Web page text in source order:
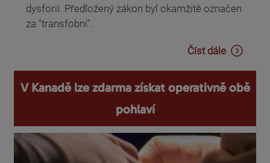
dysforií. Předložený zákon byl okamžitě označen
za "transfobní".
Číst dále
V Kanadě lze zdarma získat operativně obě
pohlaví